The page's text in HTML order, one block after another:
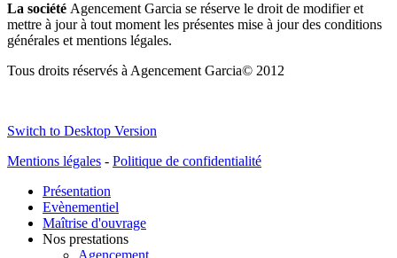
La société Agencement Garcia se réserve le droit de modifier et
mettre à jour à tout moment les présentes mise à jour des conditions
générales et mentions légales.
Tous droits réservés àAgencement Garcia© 2012
Switch to Desktop Version
Mentions légales - Politique de confidentialité
Présentation
Evènementiel
Maîtrise d'ouvrage
Nos prestations